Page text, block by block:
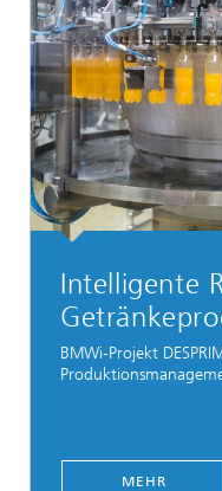
Intelligente
BMWi-Projekt
MEHR